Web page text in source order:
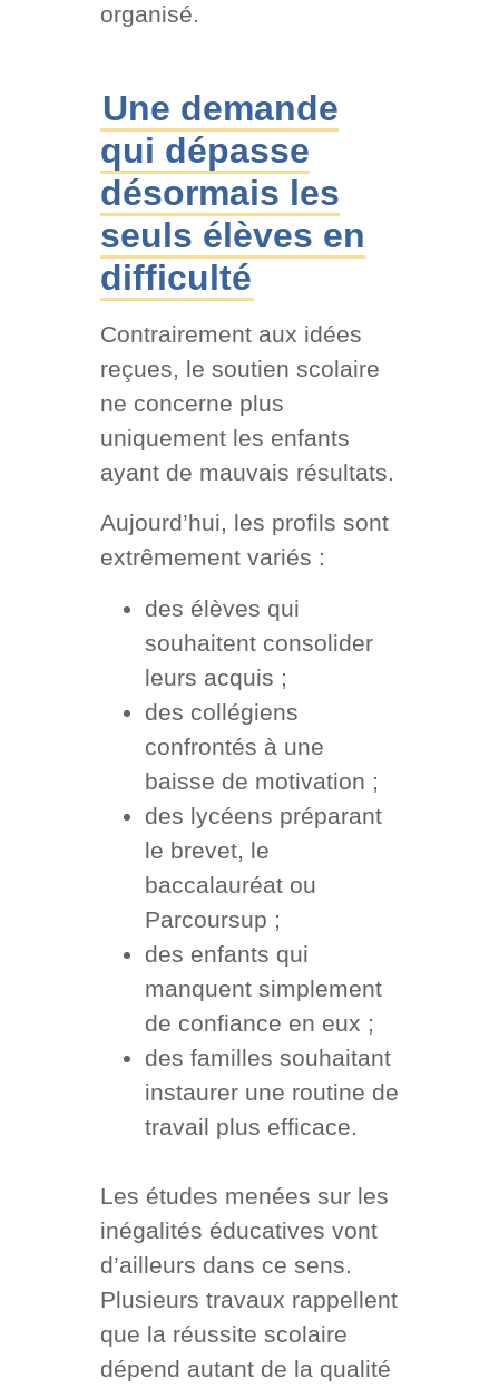
organisé.
Une demande
qui dépasse
désormais les
seuls élèves en
difficulté
Contrairement aux idées
reçues, le soutien scolaire
ne concerne plus
uniquement les enfants
ayant de mauvais résultats.
Aujourd’hui, les profils sont
extrêmement variés :
des élèves qui
souhaitent consolider
leurs acquis ;
des collégiens
confrontés à une
baisse de motivation ;
des lycéens préparant
le brevet, le
baccalauréat ou
Parcoursup ;
des enfants qui
manquent simplement
de confiance en eux ;
des familles souhaitant
instaurer une routine de
travail plus efficace.
Les études menées sur les
inégalités éducatives vont
d’ailleurs dans ce sens.
Plusieurs travaux rappellent
que la réussite scolaire
dépend autant de la qualité